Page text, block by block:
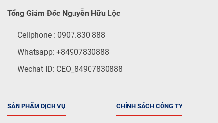
Tổng Giám Đốc Nguyễn Hữu Lộc
Cellphone : 0907.830.888
Whatsapp: +84907830888
Wechat ID: CEO_84907830888
SẢN PHẨM DỊCH VỤ CHÍNH SÁCH CÔNG TY